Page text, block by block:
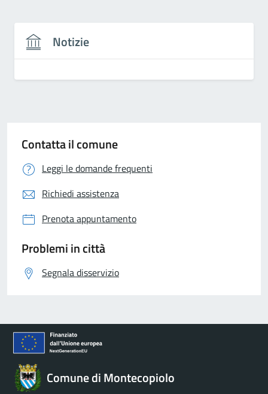
Notizie
Contatta il comune
Leggi le domande frequenti
Richiedi assistenza
Prenota appuntamento
Problemi in città
Segnala disservizio
Comune di Montecopiolo